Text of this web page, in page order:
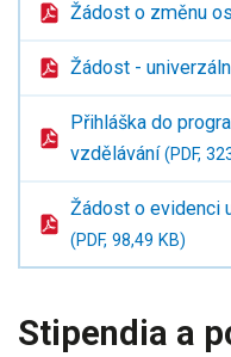
Žádost o změnu
Žádost -
Přihláška do
vzdělávání(PDF,
Žádost o evidenci
(PDF, 98,49 KB)
Stipendia a